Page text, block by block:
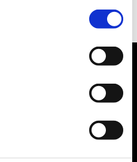
Tools verktyg, ATH billyftar
vårt yttersta för att hjälpa